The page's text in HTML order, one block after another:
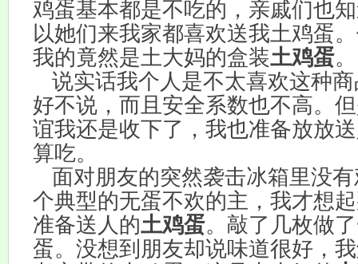
鸡蛋基本都是不吃的，亲戚们也
以她们来我家都喜欢送我土鸡蛋
我的竟然是土大妈的盒装土鸡蛋。
说实话我个人是不太喜欢这种
好不说，而且安全系数也不高。
谊我还是收下了，我也准备放放
算吃。
面对朋友的突然袭击冰箱里没
个典型的无蛋不欢的主，我才想
准备送人的土鸡蛋。敲了几枚做
蛋。没想到朋友却说味道很好，